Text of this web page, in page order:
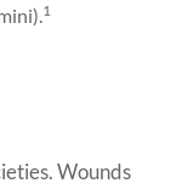
1
Wounds